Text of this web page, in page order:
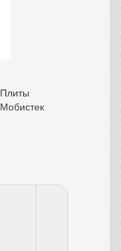
Плиты
Мобистек